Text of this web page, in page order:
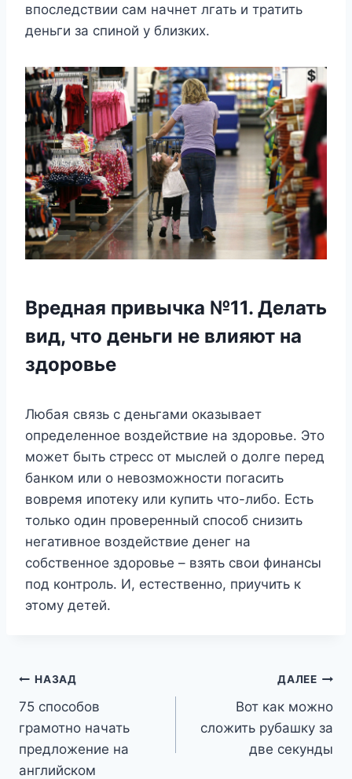
впоследствии сам начнет лгать и тратить
деньги за спиной у близких.
Вредная привычка №11. Делать
вид, что деньги не влияют на
здоровье
Любая связь с деньгами оказывает
определенное воздействие на здоровье. Это
может быть стресс от мыслей о долге перед
банком или о невозможности погасить
вовремя ипотеку или купить что-либо. Есть
только один проверенный способ снизить
негативное воздействие денег на
собственное здоровье – взять свои финансы
под контроль. И, естественно, приучить к
этому детей.
Навигация
по
записям
НАЗАД
75 способов
грамотно начать
предложение на
английском
ДАЛЕЕ
Вот как можно
сложить рубашку за
две секунды